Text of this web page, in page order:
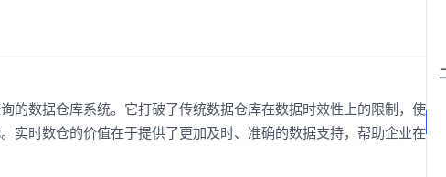
的数据仓库系统。它打破了传统数据仓库在数据时效性上的限制，使
实时数仓的价值在于提供了更加及时、准确的数据支持，帮助企业在